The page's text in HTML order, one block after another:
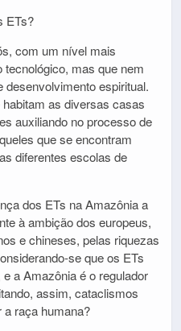
ETs?
com um nível mais
mas que nem
espiritual.
as diversas casas
auxiliando no processo de
que se encontram
diferentes escolas de
dos ETs na Amazônia a
à ambição dos europeus,
e chineses, pelas riquezas
se que os ETs
a Amazônia é o regulador
assim, cataclismos
raça humana?